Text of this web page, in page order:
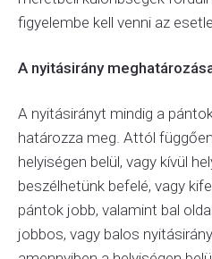
figyelembe kell venni az
A nyitásirány
A nyitásirányt mindig a
határozza meg. Attól
helyiségen belül, vagy kívül
beszélhetünk befelé, vagy
pántok jobb, valamint bal
jobbos, vagy balos